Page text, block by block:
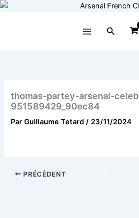
Aller
thomas-partey-arsenal-
951589429_90ec84
ParGuillaume Tetard/ 23/11/2024
PRÉCÉDENT